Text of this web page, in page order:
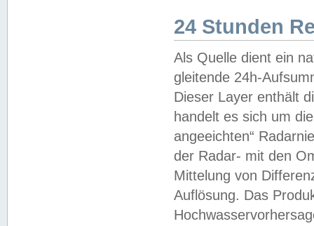
24 Stunden
Als Quelle dient ein
gleitende 24h-
Dieser Layer enthält
handelt es sich um
angeeichten“
der Radar- mit den
Mittelung von
Auflösung. Das